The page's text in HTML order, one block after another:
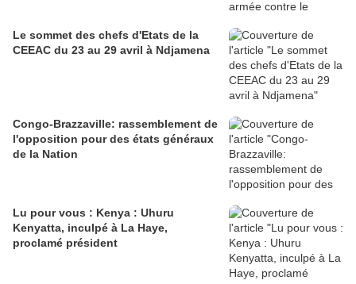
Le sommet des chefs d'Etats de la
CEEAC du 23 au 29 avril à Ndjamena
Congo-Brazzaville: rassemblement de
l'opposition pour des états généraux
de la Nation
Lu pour vous : Kenya : Uhuru
Kenyatta, inculpé à La Haye,
proclamé président